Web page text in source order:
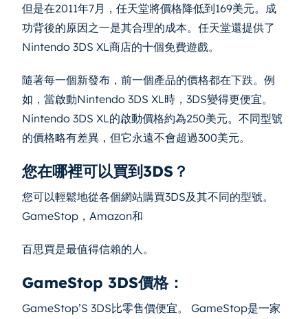
但是在2011年7月，任天堂將價格降低到169美元。成
功背後的原因之一是其合理的成本。任天堂還提供了
Nintendo 3DS XL商店的十個免費遊戲。
隨著每一個新發布，前一個產品的價格都在下跌。例
如，當啟動Nintendo 3DS XL時，3DS變得更便宜。
Nintendo 3DS XL的啟動價格約為250美元。不同型號
的價格略有差異，但它永遠不會超過300美元。
您在哪裡可以買到3DS？
您可以輕鬆地從各個網站購買3DS及其不同的型號。
GameStop，Amazon和
百思買是最值得信賴的人。
GameStop 3DS價格：
GameStop’S 3DS比零售價便宜。 GameStop是一家